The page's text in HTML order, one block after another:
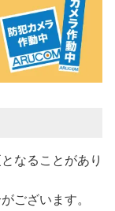
なることがあり
ございます。